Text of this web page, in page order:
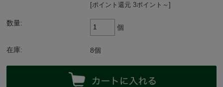
[ポイント還元 3ポイント～]
数量:
個
在庫: 8個